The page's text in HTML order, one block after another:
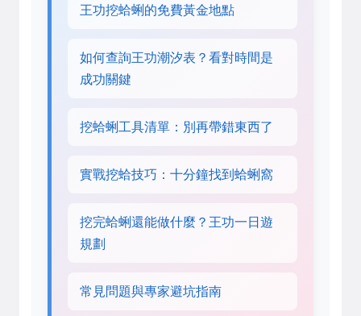
王功挖蛤蜊的免費黃金地點
如何查詢王功潮汐表？看對時間是
成功關鍵
挖蛤蜊工具清單：別再帶錯東西了
實戰挖蛤技巧：十分鐘找到蛤蜊窩
挖完蛤蜊還能做什麼？王功一日遊
規劃
常見問題與專家避坑指南